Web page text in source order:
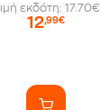
εκδότη: 17.70€
12,99€